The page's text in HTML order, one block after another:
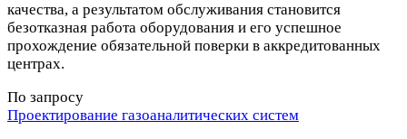
качества, а результатом обслуживания становится
безотказная работа оборудования и его успешное
прохождение обязательной поверки в аккредитованных
центрах.
По запросу
Проектирование газоаналитических систем